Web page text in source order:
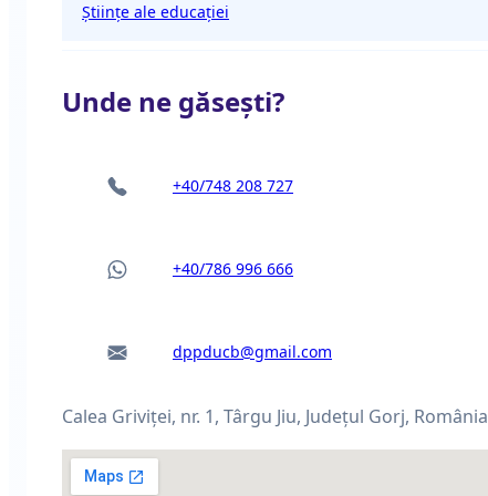
Științe ale educației
Unde ne găsești?
+40/748 208 727
+40/786 996 666
dppducb@gmail.com
Calea Griviței, nr. 1, Târgu Jiu, Judeţul Gorj, România